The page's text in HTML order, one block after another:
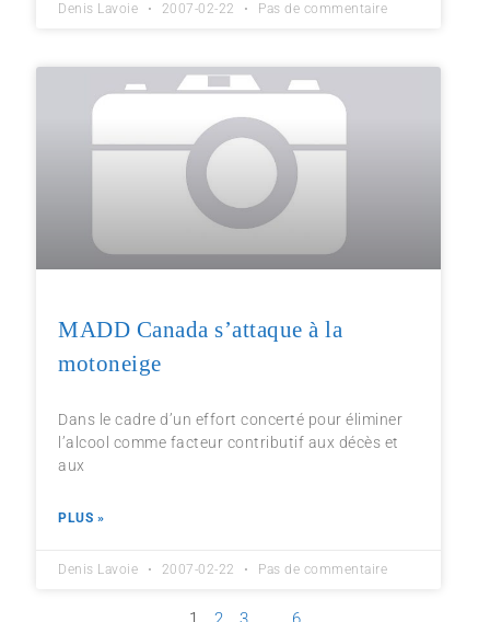
Denis Lavoie 2007-02-22 Pas de commentaire
MADD Canada s’attaque à la
motoneige
Dans le cadre d’un effort concerté pour éliminer
l’alcool comme facteur contributif aux décès et
aux
PLUS »
Denis Lavoie 2007-02-22 Pas de commentaire